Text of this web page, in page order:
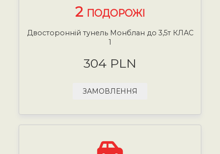
2 ПОДОРОЖІ
Двосторонній тунель Монблан до 3,5т КЛАС
1
304 PLN
ЗАМОВЛЕННЯ